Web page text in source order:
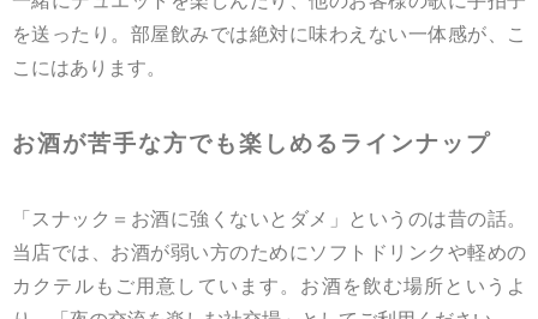
を送ったり。部屋飲みでは絶対に味わえない一体感が、こ
こにはあります。
お酒が苦手な方でも楽しめるラインナップ
「スナック＝お酒に強くないとダメ」というのは昔の話。
当店では、お酒が弱い方のためにソフトドリンクや軽めの
カクテルもご用意しています。お酒を飲む場所というよ